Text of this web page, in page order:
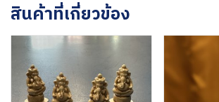
สินค้าที่เกี่ยวข้อง